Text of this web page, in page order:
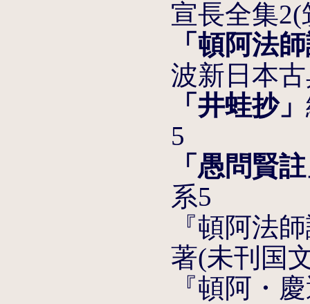
宣長全集
「頓阿法
波新日本
「井蛙抄」
5
「愚問賢
系5
『頓阿法
著(未刊国
『頓阿・